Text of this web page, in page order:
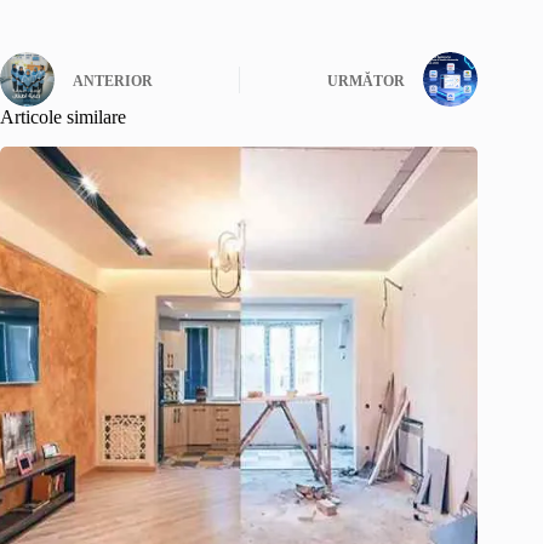
ANTERIOR URMĂTOR
Articole similare